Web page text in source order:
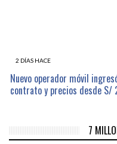
2 DÍAS HACE
Nuevo operador móvil
contrato y precios desde S/
7